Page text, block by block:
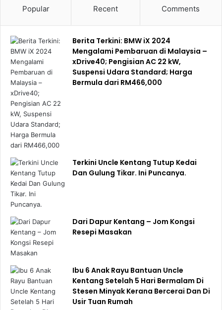
Keselamatan pasukan saya. Saya bimbang sekiranya ada
tiupan angin kuat yang boleh membawa api ke arah laluan
kami.
Keselamatan penduduk. Ada yang berkaki ayam. Saya
menggunakan kata-kata untuk menenangkan mereka.
Mereka kelihatan terkejut dan ketakutan. Mata sesetengah
daripada mereka merah, saya percaya mereka menangis.
DOA SAYA
Semoga segala urusan dipermudahkan oleh Tuhan.
Kehilangan rumah dalam bencana seperti ini benar-benar
di luar jangkaan. Semoga semua mangsa tabah
menghadapi dugaan ini.
NASIHAT SAYA
Ramai orang mengambil ringan perkara ini. Seorang
mangsa terlupa di mana dia meletakkan kunci rumahnya,
Popular Recent Comments
Berita Terkini: BMW iX 2024
Mengalami Pembaruan di Malaysia –
xDrive40; Pengisian AC 22 kW,
Suspensi Udara Standard; Harga
Bermula dari RM466,000
Terkini Uncle Kentang Tutup Kedai
Dan Gulung Tikar. Ini Puncanya.
Dari Dapur Kentang – Jom Kongsi
Resepi Masakan
Ibu 6 Anak Rayu Bantuan Uncle
Kentang Setelah 5 Hari Bermalam Di
Stesen Minyak Kerana Bercerai Dan Di
Usir Tuan Rumah